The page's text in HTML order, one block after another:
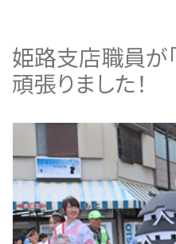
姫路支店職員が
頑張りました！